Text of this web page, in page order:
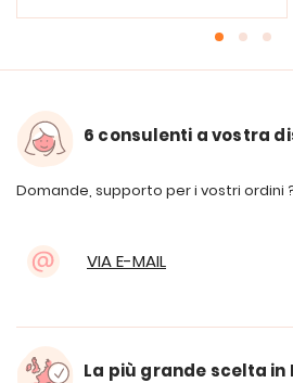
6 consulenti a vostra
Domande, supporto per i vostri ordini
VIA E-MAIL
La più grande scelta in